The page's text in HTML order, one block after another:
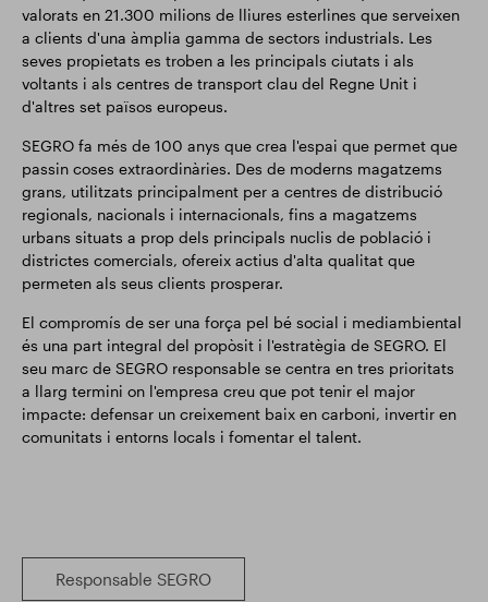
valorats en 21.300 milions de lliures esterlines que serveixen
a clients d'una àmplia gamma de sectors industrials. Les
seves propietats es troben a les principals ciutats i als
voltants i als centres de transport clau del Regne Unit i
d'altres set països europeus.
SEGRO fa més de 100 anys que crea l'espai que permet que
passin coses extraordinàries. Des de moderns magatzems
grans, utilitzats principalment per a centres de distribució
regionals, nacionals i internacionals, fins a magatzems
urbans situats a prop dels principals nuclis de població i
districtes comercials, ofereix actius d'alta qualitat que
permeten als seus clients prosperar.
El compromís de ser una força pel bé social i mediambiental
és una part integral del propòsit i l'estratègia de SEGRO. El
seu marc de SEGRO responsable se centra en tres prioritats
a llarg termini on l'empresa creu que pot tenir el major
impacte: defensar un creixement baix en carboni, invertir en
comunitats i entorns locals i fomentar el talent.
Responsable SEGRO